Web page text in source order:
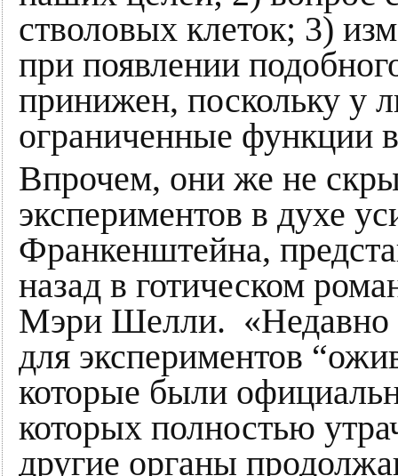
стволовых клеток; 3)
при появлении
принижен, поскольку у
ограниченные функции
Впрочем, они же не
экспериментов в духе
Франкенштейна,
назад в готическом
Мэри Шелли. «Недавно
для экспериментов
которые были
которых полностью
другие органы